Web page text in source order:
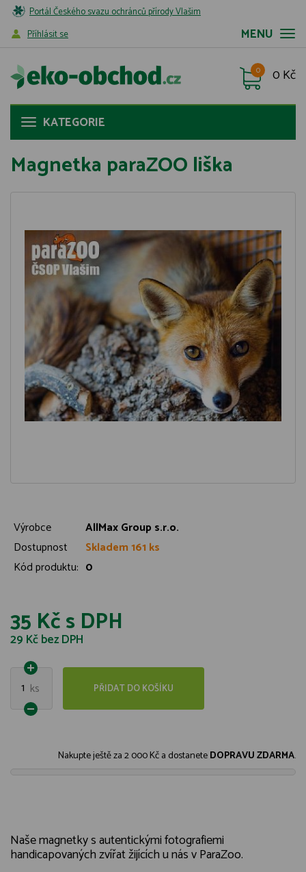
Portál Českého svazu ochránců přírody Vlašim
MENU
Příhlásit se
0 Kč
0
KATEGORIE
Magnetka paraZOO liška
Výrobce
AllMax Group s.r.o.
Dostupnost
Skladem 161 ks
Kód produktu: 0
35 Kčs DPH
29 Kčbez DPH
1 ks PŘIDAT DO KOŠÍKU
Nakupte ještě za2 000 Kča dostaneteDOPRAVU ZDARMA.
Naše magnetky s autentickými fotografiemi
handicapovaných zvířat žijících u nás v ParaZoo.